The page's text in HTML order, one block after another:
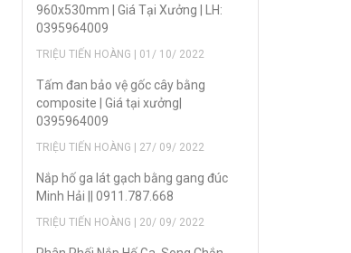
960x530mm | Giá Tại Xưởng | LH:
0395964009
TRIỆU TIẾN HOÀNG | 01/ 10/ 2022
Tấm đan bảo vệ gốc cây bằng
composite | Giá tại xưởng|
0395964009
TRIỆU TIẾN HOÀNG | 27/ 09/ 2022
Nắp hố ga lát gạch bằng gang đúc
Minh Hải || 0911.787.668
TRIỆU TIẾN HOÀNG | 20/ 09/ 2022